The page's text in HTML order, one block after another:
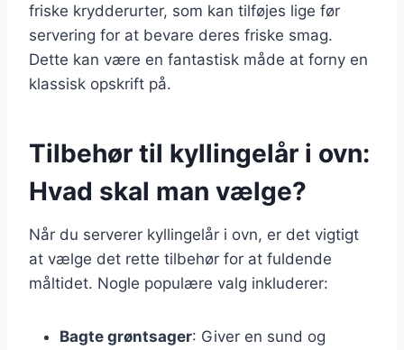
friske krydderurter, som kan tilføjes lige før
servering for at bevare deres friske smag.
Dette kan være en fantastisk måde at forny en
klassisk opskrift på.
Tilbehør til kyllingelår i ovn:
Hvad skal man vælge?
Når du serverer kyllingelår i ovn, er det vigtigt
at vælge det rette tilbehør for at fuldende
måltidet. Nogle populære valg inkluderer:
Bagte grøntsager: Giver en sund og